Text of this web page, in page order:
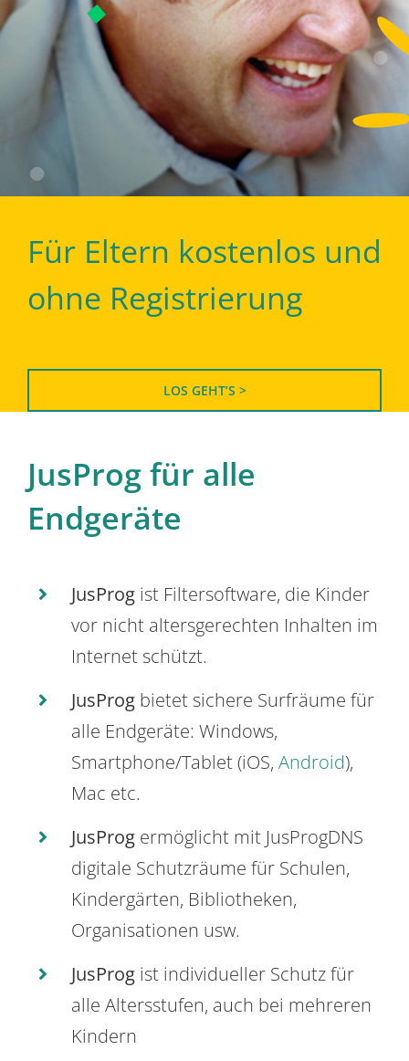
Für Eltern kostenlos und
ohne Registrierung
LOS GEHT’S >
JusProg für alle
Endgeräte
JusProg ist Filtersoftware, die Kinder
vor nicht altersgerechten Inhalten im
Internet schützt.
JusProg bietet sichere Surfräume für
alle Endgeräte: Windows,
Smartphone/Tablet (iOS, Android),
Mac etc.
JusProg ermöglicht mit JusProgDNS
digitale Schutzräume für Schulen,
Kindergärten, Bibliotheken,
Organisationen usw.
JusProg ist individueller Schutz für
alle Altersstufen, auch bei mehreren
Kindern